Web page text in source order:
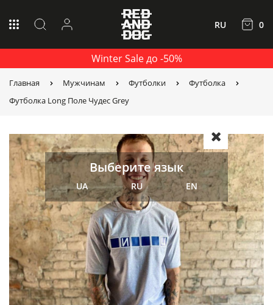
Winter Sale до -50%
RU 0
Главная Мужчинам Футболки
Футболка
Футболка Long Поле Чудес Grey
Выберите язык
UA RU EN